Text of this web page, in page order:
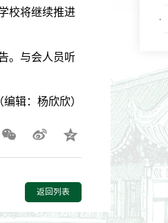
校将继续推进
。与会人员听
编辑：杨欣欣）
返回列表
·